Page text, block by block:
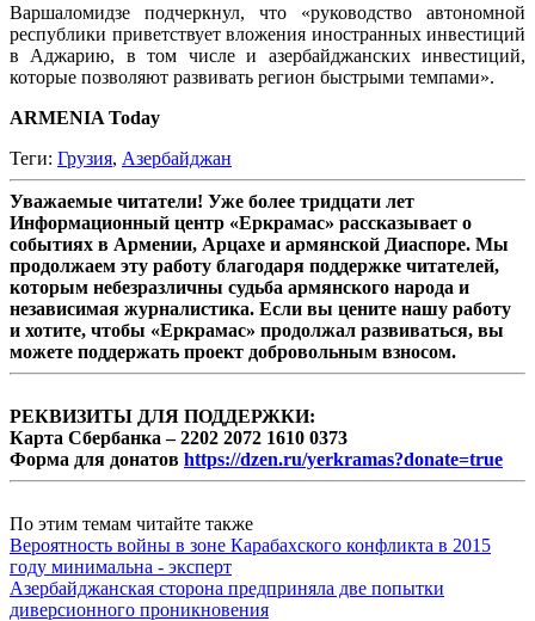
Варшаломидзе подчеркнул, что «руководство автономной
республики приветствует вложения иностранных инвестиций
в Аджарию, в том числе и азербайджанских инвестиций,
которые позволяют развивать регион быстрыми темпами».
ARMENIA Today
Теги: Грузия, Азербайджан
Уважаемые читатели! Уже более тридцати лет
Информационный центр «Еркрамас» рассказывает о
событиях в Армении, Арцахе и армянской Диаспоре. Мы
продолжаем эту работу благодаря поддержке читателей,
которым небезразличны судьба армянского народа и
независимая журналистика. Если вы цените нашу работу
и хотите, чтобы «Еркрамас» продолжал развиваться, вы
можете поддержать проект добровольным взносом.
РЕКВИЗИТЫ ДЛЯ ПОДДЕРЖКИ:
Карта Сбербанка – 2202 2072 1610 0373
Форма для донатов https://dzen.ru/yerkramas?donate=true
По этим темам читайте также
Вероятность войны в зоне Карабахского конфликта в 2015
году минимальна - эксперт
Азербайджанская сторона предприняла две попытки
диверсионного проникновения